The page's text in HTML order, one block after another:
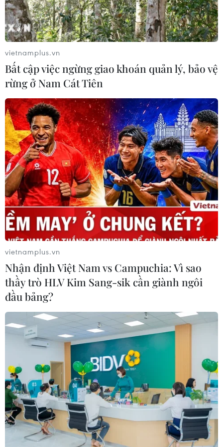
Các tỉnh Bắc Bộ và Trung Bộ thời tiết mát
mẻ, rải rác có mưa dông
19/04/2018 00:26
Dự báo thời tiết Hà Nội chiều tối và đêm có mưa rào và
dông rải rác, trong cơn dông có khả năng xảy ra tố, lốc
và gió giật mạnh, độ ẩm 60-97.
Đêm 19/4, các khu vực trong cả nước đều
có mưa và dông
19/04/2018 11:43
vietnamplus.vn
Bất cập việc ngừng giao khoán quản lý, bảo vệ
rừng ở Nam Cát Tiên
vietnamplus.vn
Nhận định Việt Nam vs Campuchia: Vì sao
thầy trò HLV Kim Sang-sik cần giành ngôi
đầu bảng?